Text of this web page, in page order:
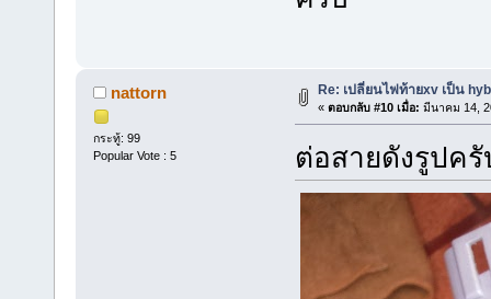
nattorn
กระทู้: 99
Popular Vote : 5
Re: เปลี่ยนไฟท้ายxv เป็น
« ตอบกลับ #10 เมื่อ: มีนาคม 14,
ต่อสายดังรูปครั